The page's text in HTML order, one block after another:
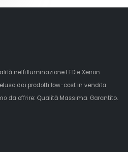
nell'illuminazione LED e Xenon
dai prodotti low-cost in vendita
da offrire: Qualità Massima. Garantito.